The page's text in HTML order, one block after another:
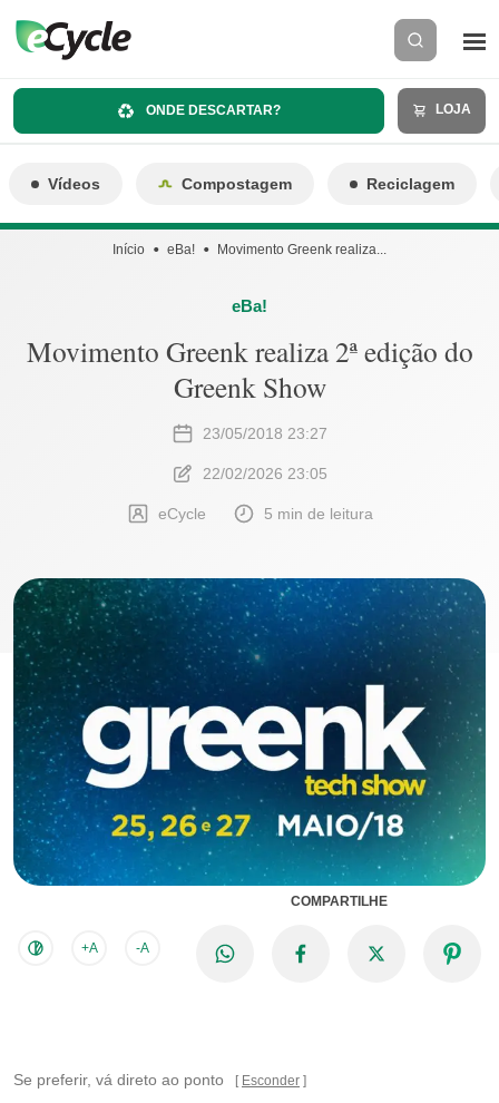
ONDE DESCARTAR? LOJA
Vídeos Compostagem Reciclagem
Início eBa! Movimento Greenk realiza...
eBa!
Movimento Greenk realiza 2ª edição do
Greenk Show
23/05/2018 23:27
22/02/2026 23:05
eCycle 5 min de leitura
+A -A
COMPARTILHE
Se preferir, vá direto ao ponto Esconder